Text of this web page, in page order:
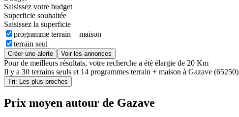
Saisissez votre budget
Superficie souhaitée
Saisissez la superficie
programme terrain + maison
terrain seul
Créer une alerte Voir les annonces
Pour de meilleurs résultats, votre recherche a été élargie de 20 Km
Il y a 30 terrains seuls et 14 programmes terrain + maison à Gazave (65250)
Tri: Les plus proches
Prix moyen autour de Gazave